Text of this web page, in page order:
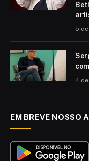
5
4
EM BREVE NOSSO